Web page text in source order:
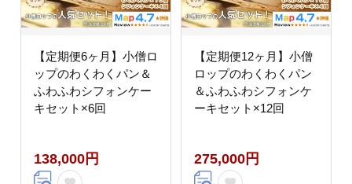
【定期便6ヶ月】小僧ロ
ップのわくわくパン＆
ふわふわシフォンケー
キセット×6回
138,000円
【定期便12ヶ月】小僧
ロップのわくわくパン
＆ふわふわシフォンケ
ーキセット×12回
275,000円